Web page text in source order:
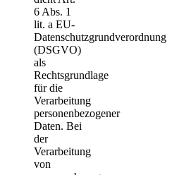
6 Abs. 1
lit. a EU-
Datenschutzgrundverordnung
(DSGVO)
als
Rechtsgrundlage
für die
Verarbeitung
personenbezogener
Daten. Bei
der
Verarbeitung
von